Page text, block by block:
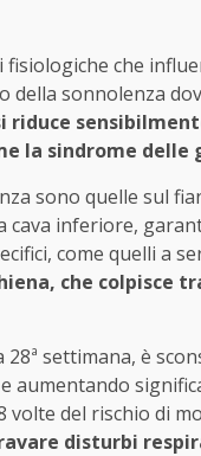
che
sonnolenza
riduce
la sindrome delle
sono quelle sul
inferiore,
come quelli a
che colpisce
settimana, è
aumentando
volte del rischio di
disturbi